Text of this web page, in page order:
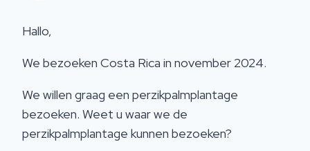
Hallo,
We bezoeken Costa Rica in november 2024.
We willen graag een perzikpalmplantage
bezoeken. Weet u waar we de
perzikpalmplantage kunnen bezoeken?